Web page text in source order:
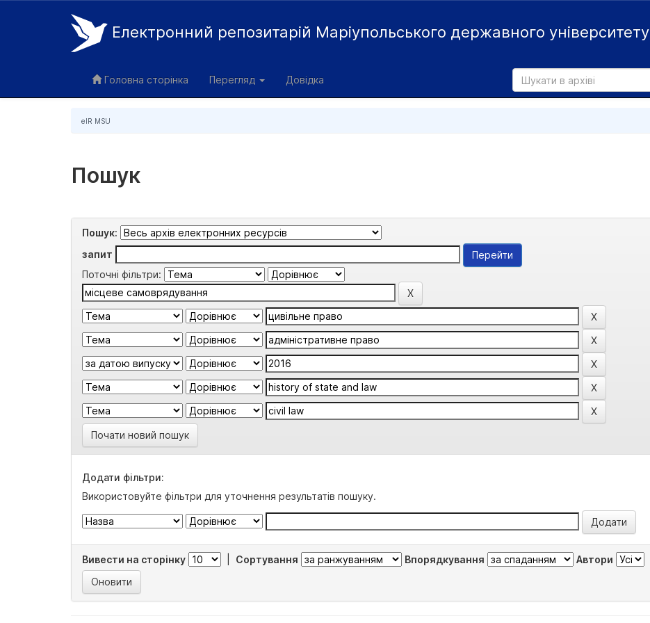
Електронний репозитарій Маріупольського державного університету
Головна сторінка Перегляд Довідка
eIR MSU
Пошук
Пошук:
запит
Поточні фільтри:
Почати новий пошук
Додати фільтри:
Використовуйте фільтри для уточнення результатів пошуку.
Вивести на сторінку Сортування Впорядкування Автори